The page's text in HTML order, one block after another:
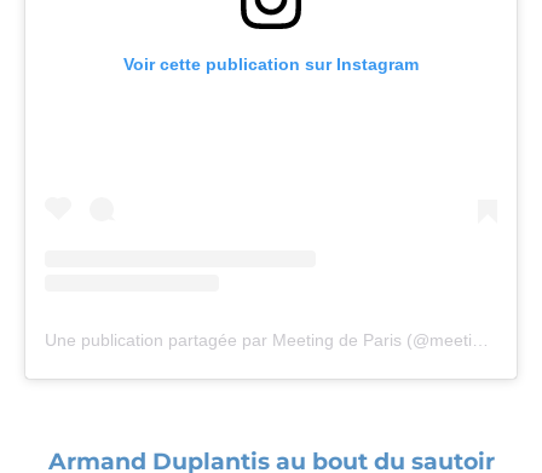
Voir cette publication sur Instagram
Une publication partagée par Meeting de Paris (@meetingparis)
Armand Duplantis au bout du sautoir